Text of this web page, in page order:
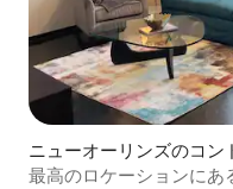
ニューオーリンズのコン
最高のロケーションにあ